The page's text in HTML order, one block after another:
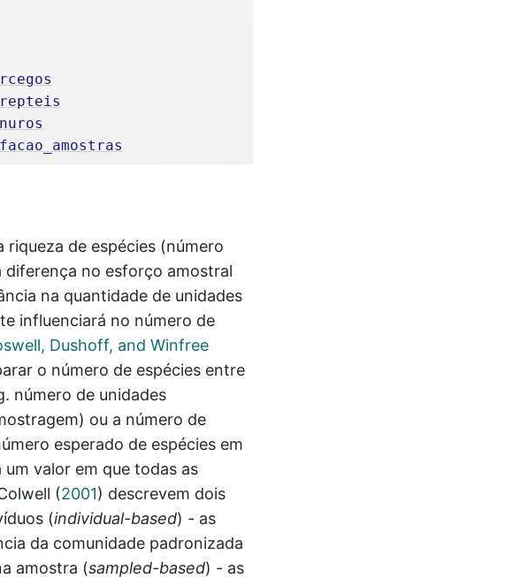
de espécies (número
diferença no esforço amostral
na quantidade de unidades
influenciará no número de
Dushoff, and Winfree
o número de espécies entre
número de unidades
ou a número de
esperado de espécies em
valor em que todas as
(2001) descrevem dois
(individual-based) - as
da comunidade padronizada
amostra (sampled-based) - as